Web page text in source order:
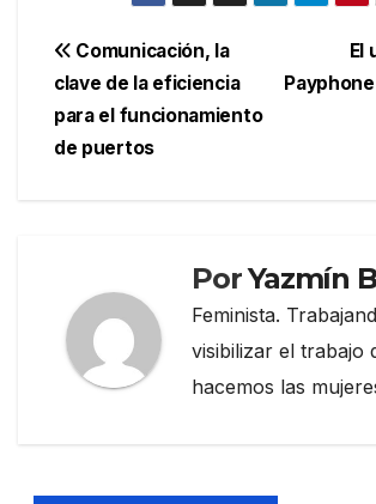
Navegación
de
entradas
El
Comunicación, la
clave de la eficiencia
para el funcionamiento
de puertos
PorYazmín
Feminista.
visibilizar el trabajo
hacemos las